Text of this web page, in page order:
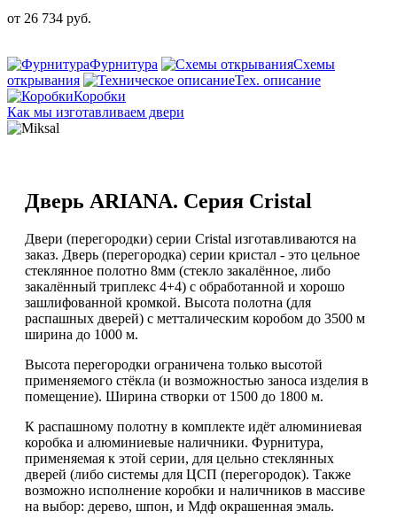
от 26 734 руб.
Фурнитура
Схемы
открывания
Тех. описание
Коробки
Как мы изготавливаем двери
Дверь ARIANA. Серия Cristal
Двери (перегородки) серии Cristal изготавливаются на
заказ. Дверь (перегородка) серии кристал - это цельное
стеклянное полотно 8мм (cтекло закалённое, либо
закалённый триплекс 4+4) с обработанной и хорошо
зашлифованной кромкой. Высота полотна (для
распашных дверей) с метталическим коробом до 3500 м
ширина до 1000 м.
Высота перегородки ограничена только высотой
применяемого стёкла (и возможностью заноса изделия в
помещение). Ширина створки от 1500 до 1800 м.
К распашному полотну в комплекте идёт алюминиевая
коробка и алюминиевые наличники. Фурнитура,
применяемая к этой серии, для цельно стеклянных
дверей (либо системы для ЦСП (перегородок). Также
возможно исполнение коробки и наличников в массиве
на выбор: дерево, шпон, и Мдф окрашенная эмаль.